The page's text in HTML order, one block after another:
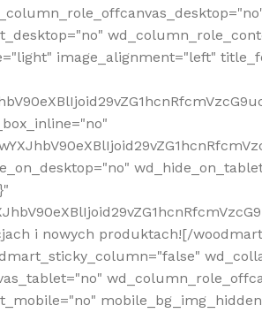
image_alignment="left"
i nowych produktach![/